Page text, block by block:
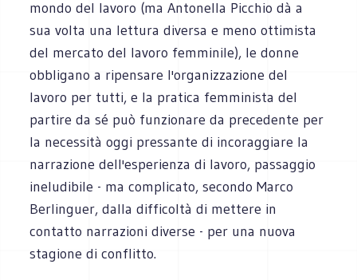
mondo del lavoro (ma Antonella Picchio dà a
sua volta una lettura diversa e meno ottimista
del mercato del lavoro femminile), le donne
obbligano a ripensare l'organizzazione del
lavoro per tutti, e la pratica femminista del
partire da sé può funzionare da precedente per
la necessità oggi pressante di incoraggiare la
narrazione dell'esperienza di lavoro, passaggio
ineludibile - ma complicato, secondo Marco
Berlinguer, dalla difficoltà di mettere in
contatto narrazioni diverse - per una nuova
stagione di conflitto.